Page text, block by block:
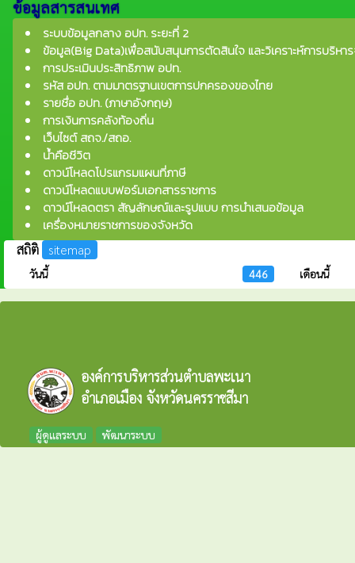
ข้อมูลสารสนเทศ
ระบบข้อมูลกลาง อปท. ระยะที่ 2
ข้อมูล(Big Data)เพื่อสนับสนุนการตัดสินใจ และวิเคราะห์การบริห
การประเมินประสิทธิภาพ อปท.
รหัส อปท. ตามมาตรฐานเขตการปกครองของไทย
รายชื่อ อปท. (ภาษาอังกฤษ)
การเงินการคลังท้องถิ่น
เว็บไซต์ สถจ./สถอ.
น้ำคือชีวิต
ดาวน์โหลดโปรแกรมแผนที่ภาษี
ดาวน์โหลดแบบฟอร์มเอกสารราชการ
ดาวน์โหลดตรา สัญลักษณ์และรูปแบบ การนำเสนอข้อมูล
เครื่องหมายราชการของจังหวัด
สถิติ sitemap
วันนี้ 446 เดือนนี้
องค์การบริหารส่วนตำบลพะเนา
อำเภอเมือง จังหวัดนครราชสีมา
ผู้ดูแลระบบ พัฒนาระบบ